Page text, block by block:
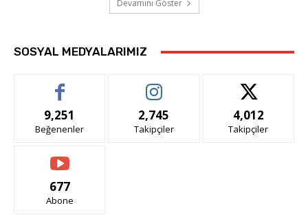
Devamını Göster
SOSYAL MEDYALARIMIZ
9,251
Beğenenler
2,745
Takipçiler
4,012
Takipçiler
677
Abone